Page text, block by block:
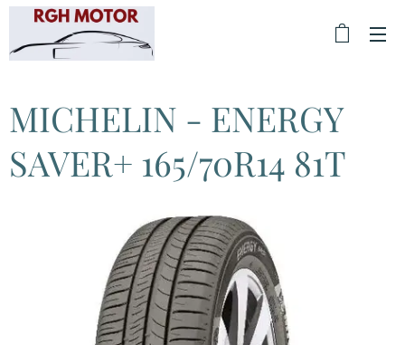
MICHELIN - ENERGY
SAVER+ 165/70R14 81T